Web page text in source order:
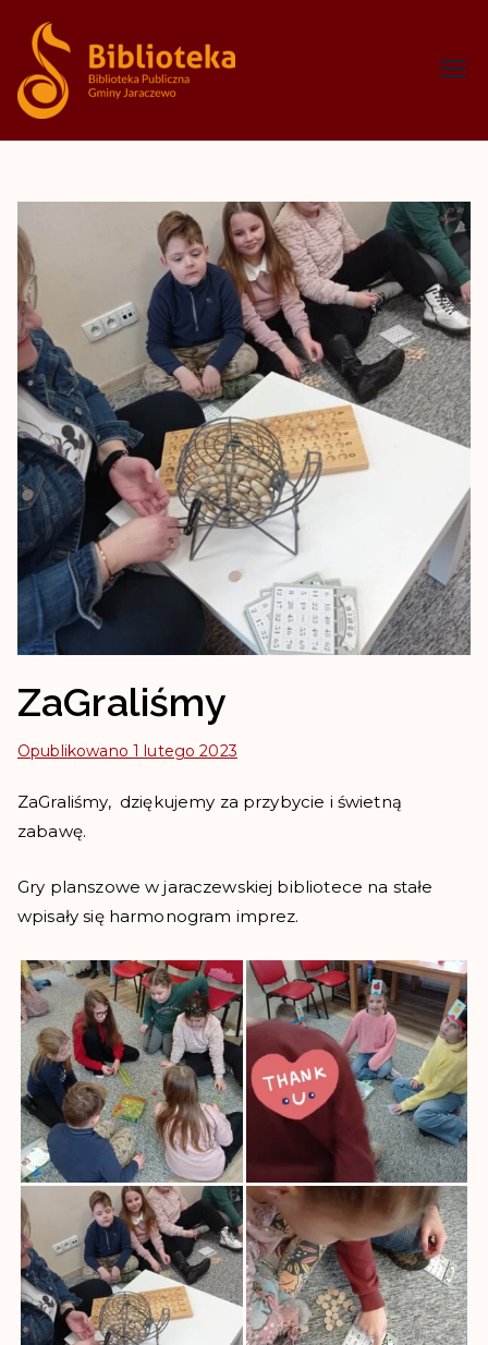
Publiczna
Gminy
Jaraczewo
ZaGraliśmy
Opublikowano 1 lutego 2023
ZaGraliśmy, dziękujemy za przybycie i świetną
zabawę.
Gry planszowe w jaraczewskiej bibliotece na stałe
wpisały się harmonogram imprez.